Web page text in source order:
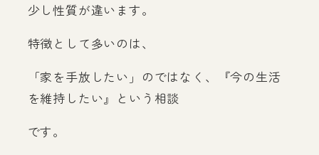
少し性質が違います。
特徴として多いのは、
「家を手放したい」のではなく、『今の生活
を維持したい』という相談
です。